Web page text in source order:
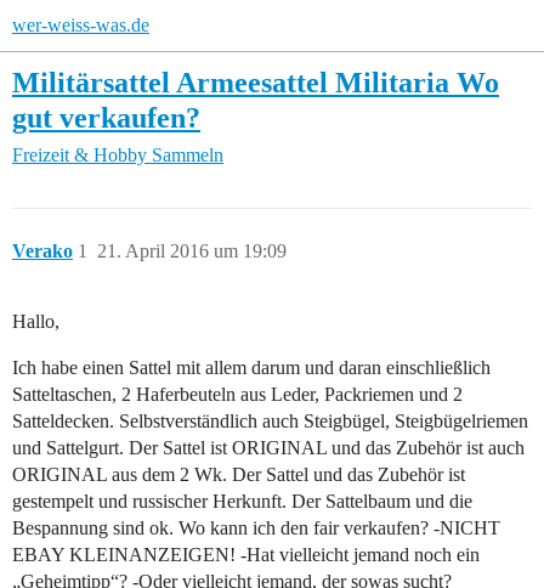
wer-weiss-was.de
Militärsattel Armeesattel Militaria Wo
gut verkaufen?
Freizeit & Hobby Sammeln
Verako 21. April 2016 um 19:09
1
Hallo,
Ich habe einen Sattel mit allem darum und daran einschließlich
Satteltaschen, 2 Haferbeuteln aus Leder, Packriemen und 2
Satteldecken. Selbstverständlich auch Steigbügel, Steigbügelriemen
und Sattelgurt. Der Sattel ist ORIGINAL und das Zubehör ist auch
ORIGINAL aus dem 2 Wk. Der Sattel und das Zubehör ist
gestempelt und russischer Herkunft. Der Sattelbaum und die
Bespannung sind ok. Wo kann ich den fair verkaufen? -NICHT
EBAY KLEINANZEIGEN! -Hat vielleicht jemand noch ein
„Geheimtipp“? -Oder vielleicht jemand, der sowas sucht?